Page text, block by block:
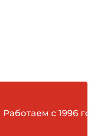
Работаем с 1996 года